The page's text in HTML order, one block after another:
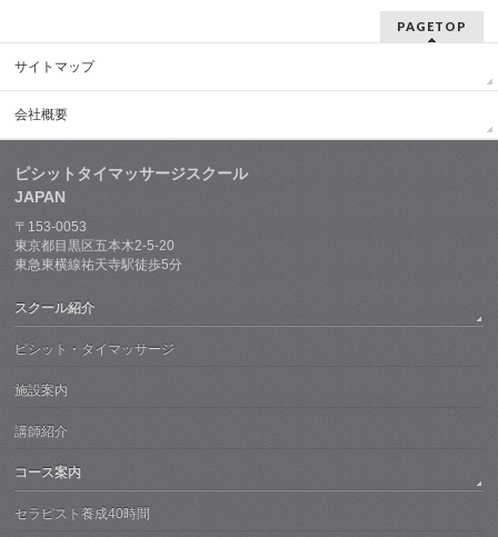
PAGETOP
サイトマップ
会社概要
ピシットタイマッサージスクール
JAPAN
〒153-0053
東京都目黒区五本木2-5-20
東急東横線祐天寺駅徒歩5分
スクール紹介
ピシット・タイマッサージ
施設案内
講師紹介
コース案内
セラピスト養成40時間